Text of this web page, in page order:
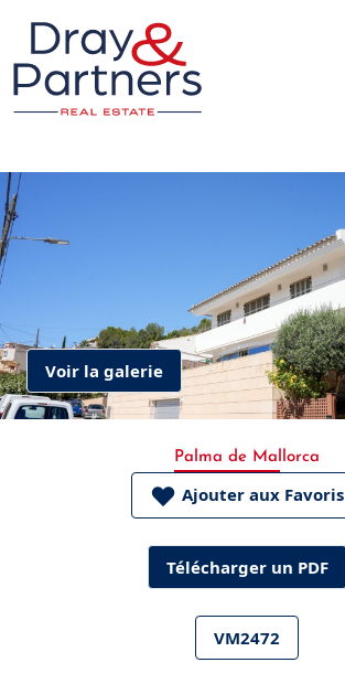
Voir la galerie
Palma de Mallorca
Ajouter aux Favoris
Télécharger un PDF
VM2472